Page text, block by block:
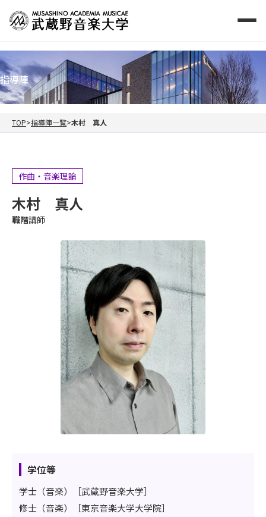
指導陣
TOP 指導陣一覧 木村 真人
作曲・音楽理論
木村 真人
職階講師
学位等
学士（音楽）［武蔵野音楽大学］
修士（音楽）［東京音楽大学大学院］